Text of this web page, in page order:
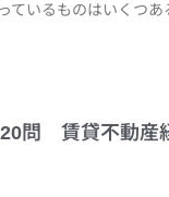
ているものはいくつあ
20問 賃貸不動産